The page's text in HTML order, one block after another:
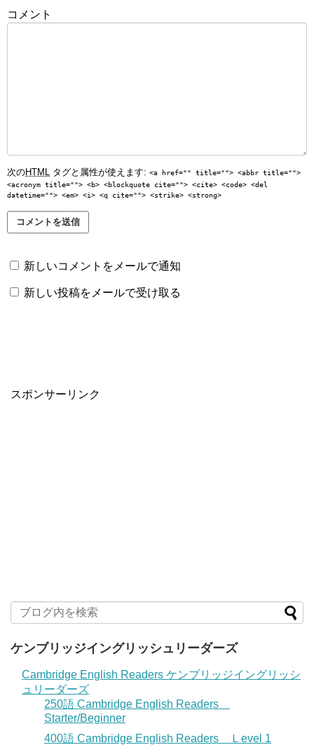
コメント
次のHTML タグと属性が使えます: <a href="" title=""> <abbr title="">
<acronym title=""> <b> <blockquote cite=""> <cite> <code> <del
datetime=""> <em> <i> <q cite=""> <strike> <strong>
新しいコメントをメールで通知
新しい投稿をメールで受け取る
スポンサーリンク
ケンブリッジイングリッシュリーダーズ
Cambridge English Readers ケンブリッジイングリッシ
ュリーダーズ
250語 Cambridge English Readers
Starter/Beginner
400語 Cambridge English Readers Ｌevel 1